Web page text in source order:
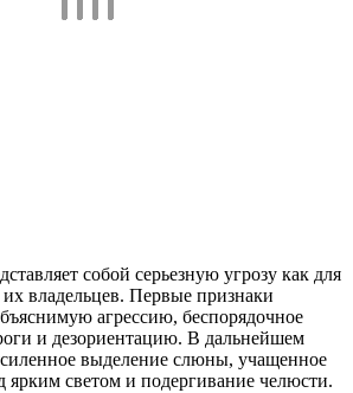
собой серьезную угрозу как для
владельцев. Первые признаки
агрессию, беспорядочное
и дезориентацию. В дальнейшем
выделение слюны, учащенное
ярким светом и подергивание челюсти.